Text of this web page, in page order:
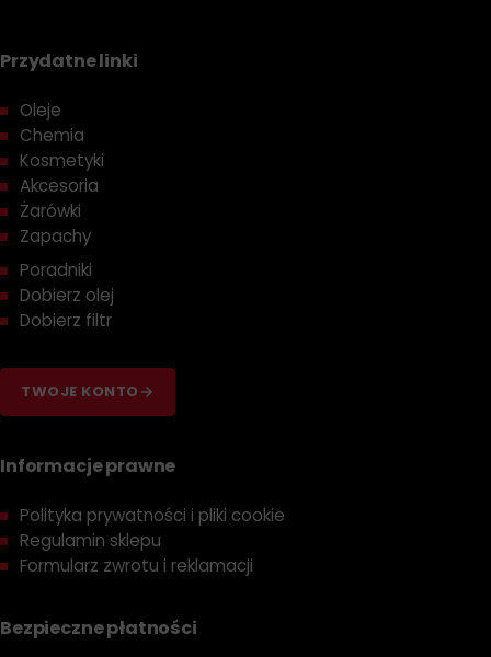
Przydatne linki
Oleje
Chemia
Kosmetyki
Akcesoria
Żarówki
Zapachy
Poradniki
Dobierz olej
Dobierz filtr
TWOJE KONTO
Informacje prawne
Polityka prywatności i pliki cookie
Regulamin sklepu
Formularz zwrotu i reklamacji
Bezpieczne płatności